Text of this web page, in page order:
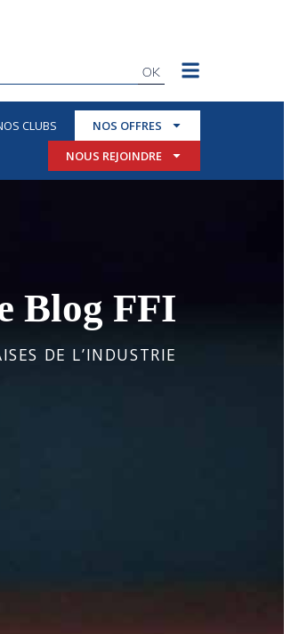
OK
CLUBS
NOS OFFRES
NOUS REJOINDRE
Blog FFI
DE L’INDUSTRIE